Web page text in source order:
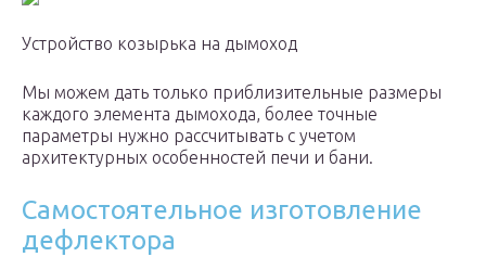
Устройство козырька на дымоход
Мы можем дать только приблизительные размеры
каждого элемента дымохода, более точные
параметры нужно рассчитывать с учетом
архитектурных особенностей печи и бани.
Самостоятельное изготовление
дефлектора